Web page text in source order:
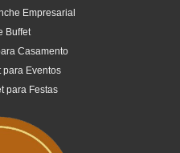
Empresarial
Buffet
Casamento
para Eventos
para Festas